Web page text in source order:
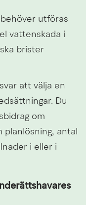
utföras
vattenskada i
brister
att välja en
Du
om
planlösning, antal
i eller i